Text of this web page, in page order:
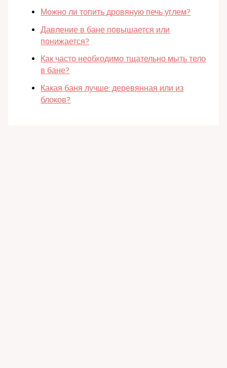
Можно ли топить дровяную печь углем?
Давление в бане повышается или
понижается?
Как часто необходимо тщательно мыть тело
в бане?
Какая баня лучше: деревянная или из
блоков?